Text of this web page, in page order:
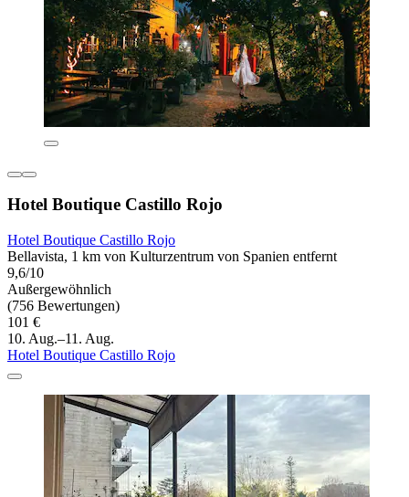
Hotel Boutique Castillo Rojo
Hotel Boutique Castillo Rojo
Bellavista, 1 km von Kulturzentrum von Spanien entfernt
9,6/10
Außergewöhnlich
(756 Bewertungen)
101 €
10. Aug.–11. Aug.
Hotel Boutique Castillo Rojo